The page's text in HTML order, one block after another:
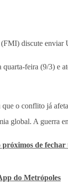
discute enviar
quarta-feira (9/3) e
o conflito já
global. A guerra
próximos de
do Metrópoles